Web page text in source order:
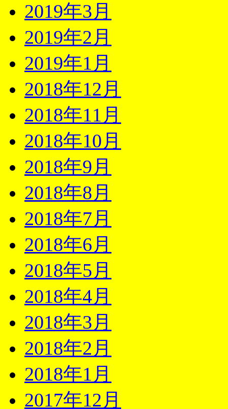
2019年3月
2019年2月
2019年1月
2018年12月
2018年11月
2018年10月
2018年9月
2018年8月
2018年7月
2018年6月
2018年5月
2018年4月
2018年3月
2018年2月
2018年1月
2017年12月